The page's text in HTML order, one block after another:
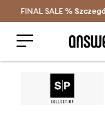
FINAL SALE %